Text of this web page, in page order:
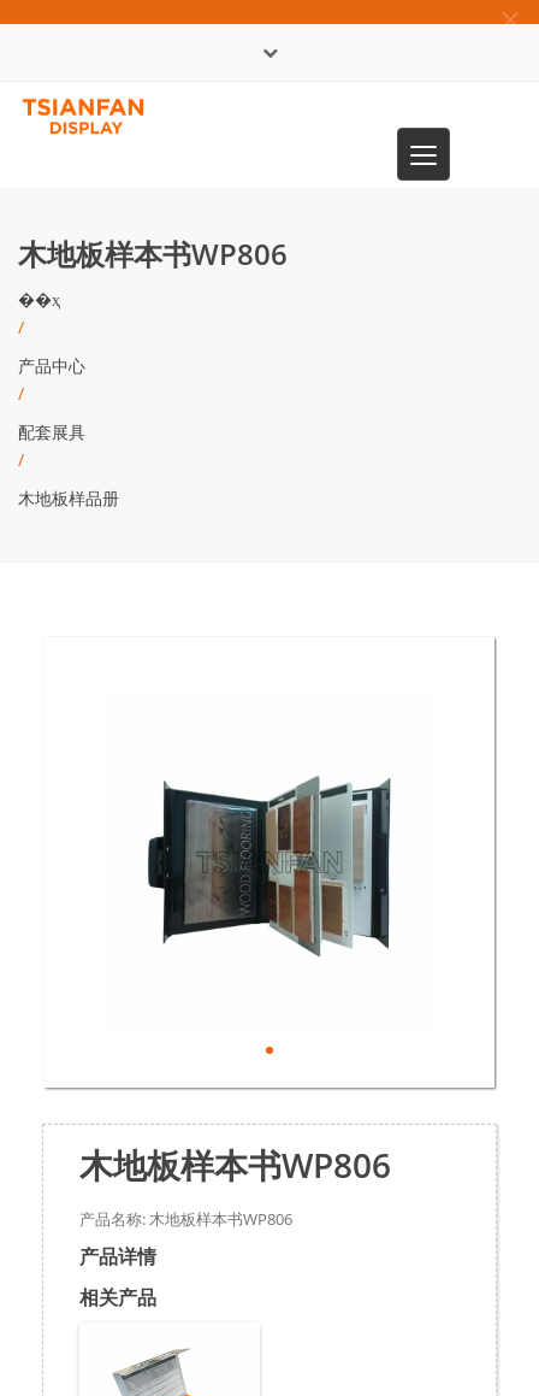
×
Toggle
navigation
木地板样本书WP806
��ҳ
/
产品中心
/
配套展具
/
木地板样品册
木地板样本书WP806
产品名称: 木地板样本书WP806
产品详情
相关产品